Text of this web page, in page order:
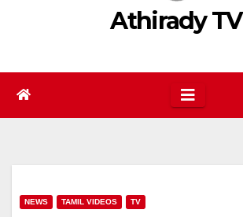
Athirady TV
NEWS TAMIL VIDEOS TV